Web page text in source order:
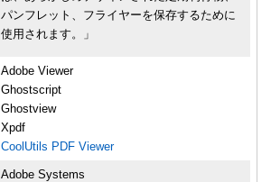
パンフレット、フライヤーを保存するために
使用されます。」
Adobe Viewer
Ghostscript
Ghostview
Xpdf
CoolUtils PDF Viewer
Adobe Systems